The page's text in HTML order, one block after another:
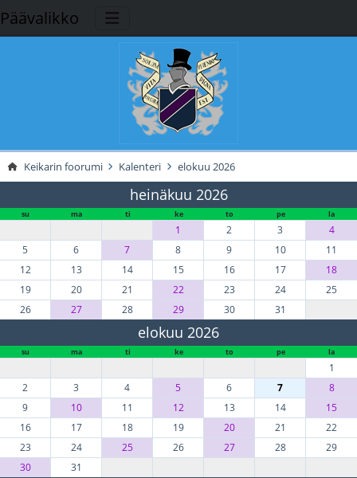
Päävalikko
Keikarin foorumi Kalenteri elokuu 2026
heinäkuu 2026
su ma ti ke to pe la
1 2 3
4
5
6 7 8 9 10
11
12
13 14 15 16 17
18
19
20 21 22 23 24
25
26
27 28 29 30 31
elokuu 2026
su ma ti ke to pe la
1
2
3 4 5 6 7
8
9
10 11 12 13 14
15
16
17 18 19 20 21
22
23
24 25 26 27 28
29
30
31